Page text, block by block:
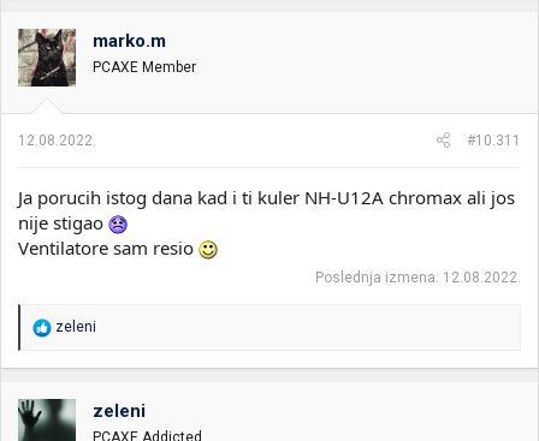
o
v
a
n
:
marko.m
PCAXE Member
12.08.2022. #10.311
Ja porucih istog dana kad i ti kuler NH-U12A chromax ali jos
nije stigao
Ventilatore sam resio
Poslednja izmena: 12.08.2022.
R
o
v
zeleni
zeleni
PCAXE Addicted